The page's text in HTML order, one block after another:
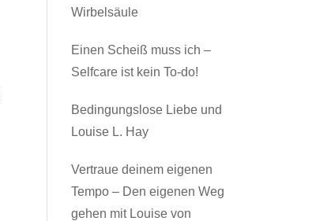
Wirbelsäule
Einen Scheiß muss ich –
Selfcare ist kein To-do!
Bedingungslose Liebe und
Louise L. Hay
Vertraue deinem eigenen
Tempo – Den eigenen Weg
gehen mit Louise von